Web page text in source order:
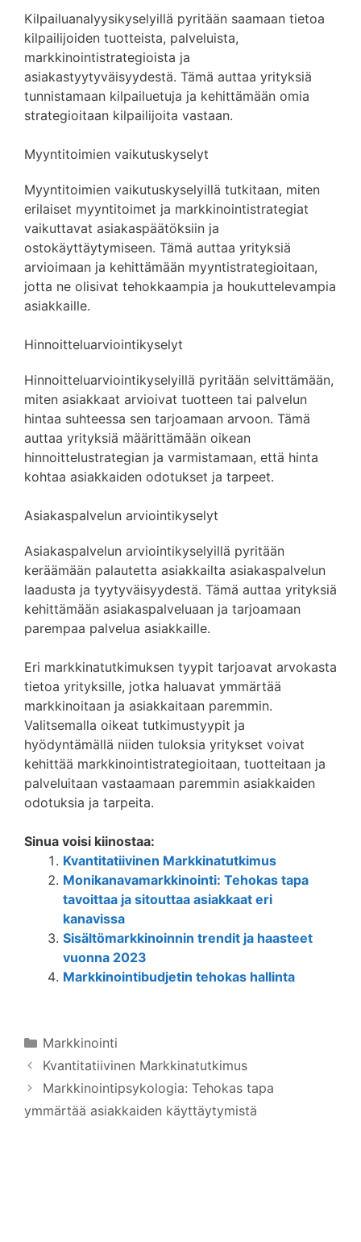
Kilpailuanalyysikyselyillä pyritään saamaan tietoa
kilpailijoiden tuotteista, palveluista,
markkinointistrategioista ja
asiakastyytyväisyydestä. Tämä auttaa yrityksiä
tunnistamaan kilpailuetuja ja kehittämään omia
strategioitaan kilpailijoita vastaan.
Myyntitoimien vaikutuskyselyt
Myyntitoimien vaikutuskyselyillä tutkitaan, miten
erilaiset myyntitoimet ja markkinointistrategiat
vaikuttavat asiakaspäätöksiin ja
ostokäyttäytymiseen. Tämä auttaa yrityksiä
arvioimaan ja kehittämään myyntistrategioitaan,
jotta ne olisivat tehokkaampia ja houkuttelevampia
asiakkaille.
Hinnoitteluarviointikyselyt
Hinnoitteluarviointikyselyillä pyritään selvittämään,
miten asiakkaat arvioivat tuotteen tai palvelun
hintaa suhteessa sen tarjoamaan arvoon. Tämä
auttaa yrityksiä määrittämään oikean
hinnoittelustrategian ja varmistamaan, että hinta
kohtaa asiakkaiden odotukset ja tarpeet.
Asiakaspalvelun arviointikyselyt
Asiakaspalvelun arviointikyselyillä pyritään
keräämään palautetta asiakkailta asiakaspalvelun
laadusta ja tyytyväisyydestä. Tämä auttaa yrityksiä
kehittämään asiakaspalveluaan ja tarjoamaan
parempaa palvelua asiakkaille.
Eri markkinatutkimuksen tyypit tarjoavat arvokasta
tietoa yrityksille, jotka haluavat ymmärtää
markkinoitaan ja asiakkaitaan paremmin.
Valitsemalla oikeat tutkimustyypit ja
hyödyntämällä niiden tuloksia yritykset voivat
kehittää markkinointistrategioitaan, tuotteitaan ja
palveluitaan vastaamaan paremmin asiakkaiden
odotuksia ja tarpeita.
Sinua voisi kiinostaa:
Kvantitatiivinen Markkinatutkimus
Monikanavamarkkinointi: Tehokas tapa
tavoittaa ja sitouttaa asiakkaat eri
kanavissa
Sisältömarkkinoinnin trendit ja haasteet
vuonna 2023
Markkinointibudjetin tehokas hallinta
Kategoriat
Markkinointi
Kvantitatiivinen Markkinatutkimus
Markkinointipsykologia: Tehokas tapa
ymmärtää asiakkaiden käyttäytymistä